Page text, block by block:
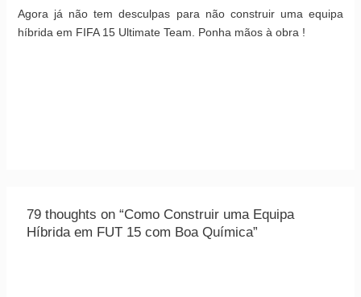
Agora já não tem desculpas para não construir uma equipa
híbrida em FIFA 15 Ultimate Team. Ponha mãos à obra !
79 thoughts on “Como Construir uma Equipa
Híbrida em FUT 15 com Boa Química”